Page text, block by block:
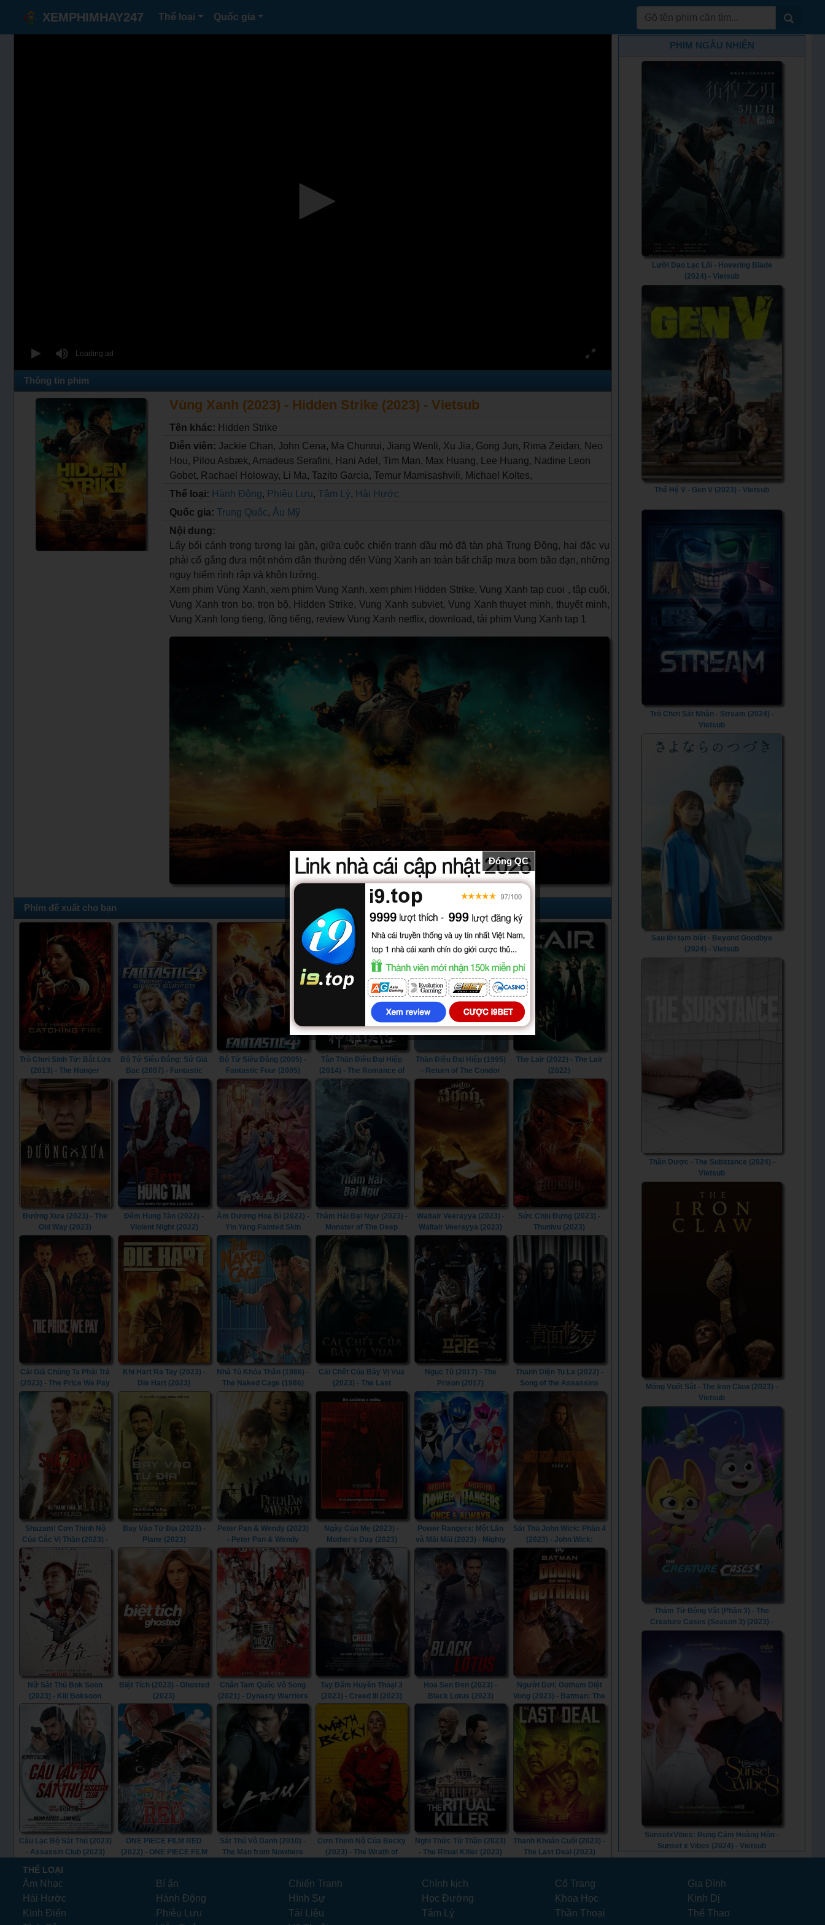
XEMPHIMHAY247 Thể loại Quốc gia
Thông tin phim
Vùng Xanh (2023) - Hidden Strike (2023) - Vietsub
Tên khác: Hidden Strike
Diễn viên: Jackie Chan, John Cena, Ma Chunrui, Jiang Wenli, Xu Jia, Gong Jun, Rima Zeidan, Neo
Hou, Pilou Asbæk, Amadeus Serafini, Hani Adel, Tim Man, Max Huang, Lee Huang, Nadine Leon
Gobet, Rachael Holoway, Li Ma, Tazito Garcia, Temur Mamisashvili, Michael Koltes,
Thể loại: Hành Động, Phiêu Lưu,Tâm Lý, Hài Hước
Quốc gia:Trung Quốc, Âu Mỹ
Nội dung:
Lấy bối cảnh trong tương lai gần, giữa cuộc chiến tranh dầu mỏ đã tàn phá Trung Đông, hai đặc vụ
phải cố gắng đưa một nhóm dân thường đến Vùng Xanh an toàn bất chấp mưa bom bão đạn, những
nguy hiểm rình rập và khôn lường.
Xem phim Vùng Xanh, xem phim Vung Xanh, xem phim Hidden Strike, Vung Xanh tap cuoi , tập cuối,
Vung Xanh tron bo, trọn bộ, Hidden Strike, Vung Xanh subviet, Vung Xanh thuyet minh, thuyết minh,
Vung Xanh long tieng, lồng tiếng, review Vung Xanh netflix, download, tải phim Vung Xanh tap 1
Phim đề xuất cho bạn
Trò Chơi Sinh Tử: Bắt Lửa
(2013) - The Hunger
Games: Catching Fire
Bộ Tứ Siêu Đẳng: Sứ Giả
Bạc (2007) - Fantastic
Four: Rise of the Silver
Surfer (2007)
Bộ Tứ Siêu Đẳng (2005) -
Fantastic Four (2005)
52/52
Tân Thần Điêu Đại Hiệp
(2014) - The Romance of
the Condor Heroes (2014)
Thần Điêu Đại Hiệp (1995)
- Return of The Condor
Heroes (1995)
The Lair (2022) - The Lair
(2022)
Đường Xưa (2023) - The
Old Way (2023)
Đêm Hung Tàn (2022) -
Violent Night (2022)
Âm Dương Hoạ Bì (2022) -
Yin Yang Painted Skin
(2022)
Thâm Hải Đại Ngư (2023) -
Monster of The Deep
(2023)
Waltair Veerayya (2023) -
Waltair Veerayya (2023)
Sức Chịu Đựng (2023) -
Thunivu (2023)
Cái Giá Chúng Ta Phải Trả
(2023) - The Price We Pay
(2023)
Khi Hart Ra Tay (2023) -
Die Hart (2023)
Nhà Tù Khỏa Thân (1986) -
The Naked Cage (1986)
Cái Chết Của Bảy Vị Vua
(2023) - The Last
Must Die (2023)
Ngục Tù (2017) - The
Prison (2017)
Thanh Diện Tu La (2022) -
Song of the Assassins
Shazam! Cơn Thịnh Nộ
Của Các Vị Thần (2023) -
Shazam! Fury of the Gods
(2023)
Bay Vào Tử Địa (2023) -
Plane (2023)
Peter Pan & Wendy (2023)
- Peter Pan & Wendy
(2023)
Ngày Của Mẹ (2023) -
Mother's Day (2023)
Power Rangers: Một Lần
và Mãi Mãi (2023) - Mighty
Once & Always (2023)
Sát Thủ John Wick: Phần 4
(2023) - John Wick:
Chapter 4 (2023)
Nữ Sát Thủ Bok Soon
(2023) - Kill Boksoon
(2023)
Biệt Tích (2023) - Ghosted
(2023)
Chân Tam Quốc Vô Song
(2021) - Dynasty Warriors
(2021)
Tay Đấm Huyền Thoại 3
(2023) - Creed III (2023)
Hoa Sen Đen (2023) -
Black Lotus (2023)
Người Dơi: Gotham Diệt
Vong (2023) - Batman: The
Doom That Came to
Gotham (2023)
Câu Lạc Bộ Sát Thủ (2023)
- Assassin Club (2023)
ONE PIECE FILM RED
(2022) - ONE PIECE FILM
Sát Thủ Vô Danh (2010) -
The Man from Nowhere
Cơn Thịnh Nộ Của Becky
(2023) - The Wrath of
Nghi Thức Tử Thần (2023)
- The Ritual Killer (2023)
Thanh Khoản Cuối (2023) -
The Last Deal (2023)
PHIM NGẪU NHIÊN
Lưỡi Dao Lạc Lối - Hovering Blade
(2024) - Vietsub
Thế Hệ V - Gen V (2023) - Vietsub
Trò Chơi Sát Nhân - Stream (2024) -
Vietsub
Sau lời tạm biệt - Beyond Goodbye
(2024) - Vietsub
Thần Dược - The Substance (2024) -
Vietsub
Móng Vuốt Sắt - The Iron Claw (2023) -
Vietsub
Thám Tử Động Vật (Phần 3) - The
Creature Cases (Season 3) (2023) -
Vietsub
SunsetxVibes: Rung Cảm Hoàng Hôn -
Sunset x Vibes (2024) - Vietsub
THỂ LOẠI
Âm Nhạc Bí ẩn Chiến Tranh Chính kịch Cổ Trang
Gia Đình
Hài Hước
Hành Động Hình Sự Học Đường Khoa Học
Kinh Dị
Kinh Điển
Phiêu Lưu Tài Liệu Tâm Lý Thần Thoại
Thể Thao
Đóng QC